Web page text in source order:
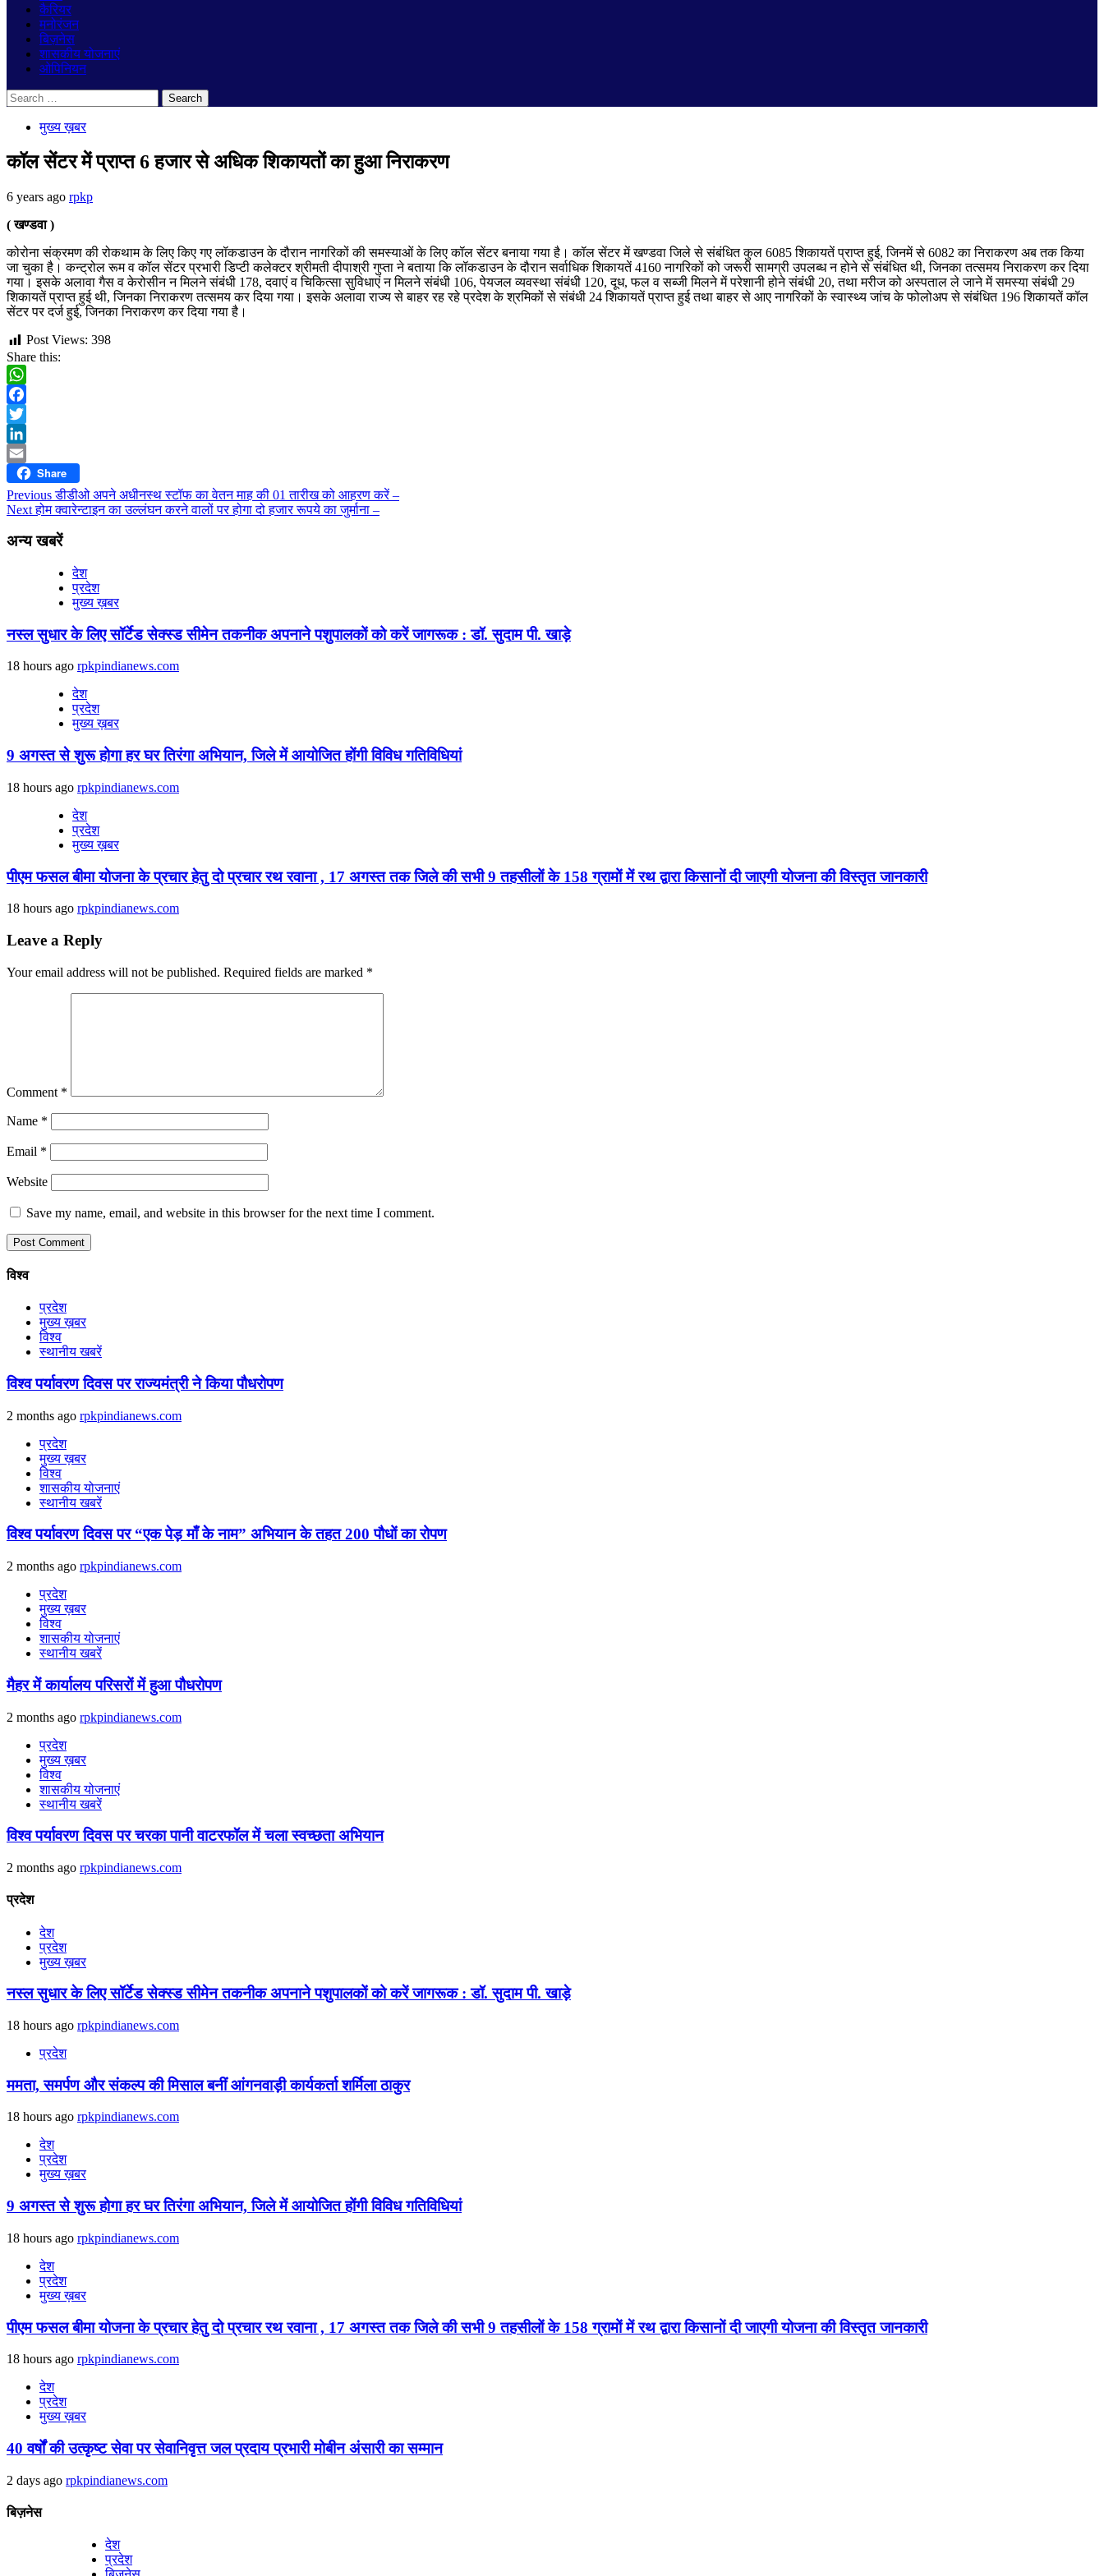
कैरियर
मनोरंजन
बिज़नेस
शासकीय योजनाएं
ओपिनियन
Search
for:
मुख्य ख़बर
कॉल सेंटर में प्राप्त 6 हजार से अधिक शिकायतों का हुआ निराकरण
6 years ago rpkp
( खण्डवा )
कोरोना संक्रमण की रोकथाम के लिए किए गए लॉकडाउन के दौरान नागरिकों की समस्याओं के लिए कॉल सेंटर बनाया गया है। कॉल सेंटर में खण्डवा जिले से संबंधित कुल 6085 शिकायतें प्राप्त हुई, जिनमें से 6082 का निराकरण अब तक किया
जा चुका है। कन्ट्रोल रूम व कॉल सेंटर प्रभारी डिप्टी कलेक्टर श्रीमती दीपाश्री गुप्ता ने बताया कि लॉकडाउन के दौरान सर्वाधिक शिकायतें 4160 नागरिकों को जरूरी सामग्री उपलब्ध न होने से संबंधित थी, जिनका तत्समय निराकरण कर दिया
गया। इसके अलावा गैस व केरोसीन न मिलने संबंधी 178, दवाएं व चिकित्सा सुविधाएं न मिलने संबंधी 106, पेयजल व्यवस्था संबंधी 120, दूध, फल व सब्जी मिलने में परेशानी होने संबंधी 20, तथा मरीज को अस्पताल ले जाने में समस्या संबंधी 29
शिकायतें प्राप्त हुई थी, जिनका निराकरण तत्समय कर दिया गया। इसके अलावा राज्य से बाहर रह रहे प्रदेश के श्रमिकों से संबंधी 24 शिकायतें प्राप्त हुई तथा बाहर से आए नागरिकों के स्वास्थ्य जांच के फोलोअप से संबंधित 196 शिकायतें कॉल
सेंटर पर दर्ज हुई, जिनका निराकरण कर दिया गया है।
Post Views: 398
Share this:
WhatsApp
Facebook
Twitter
LinkedIn
Email Share
Continue
Reading
Previousडीडीओ अपने अधीनस्थ स्टॉफ का वेतन माह की 01 तारीख को आहरण करें –
Nextहोम क्वारेन्टाइन का उल्लंघन करने वालों पर होगा दो हजार रूपये का जुर्माना –
अन्य खबरें
देश
प्रदेश
मुख्य ख़बर
नस्ल सुधार के लिए सॉर्टेड सेक्स्ड सीमेन तकनीक अपनाने पशुपालकों को करें जागरूक : डॉ. सुदाम पी. खाड़े
18 hours ago rpkpindianews.com
देश
प्रदेश
मुख्य ख़बर
9 अगस्‍त से शुरू होगा हर घर तिरंगा अभियान, जिले में आयोजित होंगी विविध गतिविधियां
18 hours ago rpkpindianews.com
देश
प्रदेश
मुख्य ख़बर
पीएम फसल बीमा योजना के प्रचार हेतु दो प्रचार रथ रवाना , 17 अगस्त तक जिले की सभी 9 तहसीलों के 158 ग्रामों में रथ द्वारा किसानों दी जाएगी योजना की विस्तृत जानकारी
18 hours ago rpkpindianews.com
Leave a Reply
Your email address will not be published. Required fields are marked *
Comment *
Name *
Email *
Website
Save my name, email, and website in this browser for the next time I comment.
विश्व
प्रदेश
मुख्य ख़बर
विश्व
स्थानीय खबरें
विश्व पर्यावरण दिवस पर राज्यमंत्री ने किया पौधरोपण
2 months ago rpkpindianews.com
प्रदेश
मुख्य ख़बर
विश्व
शासकीय योजनाएं
स्थानीय खबरें
विश्व पर्यावरण दिवस पर “एक पेड़ माँ के नाम” अभियान के तहत 200 पौधों का रोपण
2 months ago rpkpindianews.com
प्रदेश
मुख्य ख़बर
विश्व
शासकीय योजनाएं
स्थानीय खबरें
मैहर में कार्यालय परिसरों में हुआ पौधरोपण
2 months ago rpkpindianews.com
प्रदेश
मुख्य ख़बर
विश्व
शासकीय योजनाएं
स्थानीय खबरें
विश्व पर्यावरण दिवस पर चरका पानी वाटरफॉल में चला स्वच्छता अभियान
2 months ago rpkpindianews.com
प्रदेश
देश
प्रदेश
मुख्य ख़बर
नस्ल सुधार के लिए सॉर्टेड सेक्स्ड सीमेन तकनीक अपनाने पशुपालकों को करें जागरूक : डॉ. सुदाम पी. खाड़े
18 hours ago rpkpindianews.com
प्रदेश
ममता, समर्पण और संकल्प की मिसाल बनीं आंगनवाड़ी कार्यकर्ता शर्मिला ठाकुर
18 hours ago rpkpindianews.com
देश
प्रदेश
मुख्य ख़बर
9 अगस्‍त से शुरू होगा हर घर तिरंगा अभियान, जिले में आयोजित होंगी विविध गतिविधियां
18 hours ago rpkpindianews.com
देश
प्रदेश
मुख्य ख़बर
पीएम फसल बीमा योजना के प्रचार हेतु दो प्रचार रथ रवाना , 17 अगस्त तक जिले की सभी 9 तहसीलों के 158 ग्रामों में रथ द्वारा किसानों दी जाएगी योजना की विस्तृत जानकारी
18 hours ago rpkpindianews.com
देश
प्रदेश
मुख्य ख़बर
40 वर्षों की उत्कृष्ट सेवा पर सेवानिवृत्त जल प्रदाय प्रभारी मोबीन अंसारी का सम्मान
2 days ago rpkpindianews.com
बिज़नेस
देश
प्रदेश